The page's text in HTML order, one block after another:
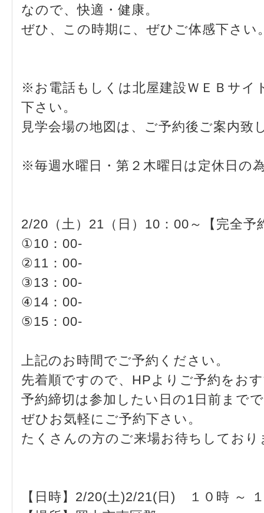
なので、快適・健康。
ぜひ、この時期に、ぜひご体感下さい
※お電話もしくは北屋建設ＷＥＢサイ
下さい。
見学会場の地図は、ご予約後ご案内致
※毎週水曜日・第２木曜日は定休日の
2/20（土）21（日）10：00～【完全予
①10：00-
②11：00-
③13：00-
④14：00-
⑤15：00-
上記のお時間でご予約ください。
先着順ですので、HPよりご予約をお
予約締切は参加したい日の1日前まで
ぜひお気軽にご予約下さい。
たくさんの方のご来場お待ちしており
【日時】2/20(土)2/21(日) １０時 ～